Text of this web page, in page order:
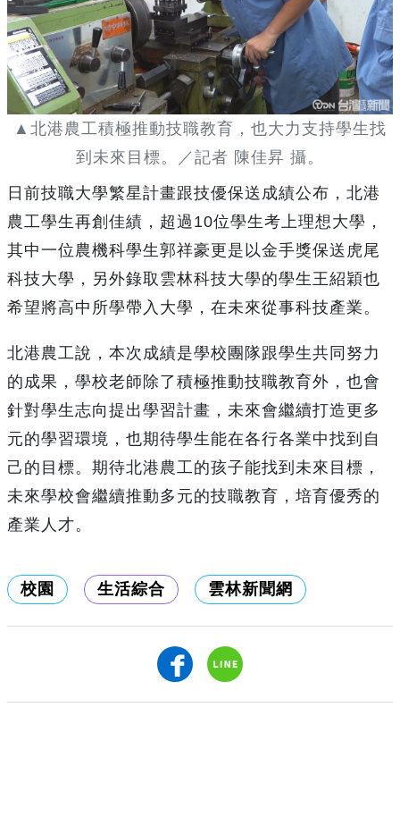
▲北港農工積極推動技職教育，也大力支持學生找
到未來目標。／記者 陳佳昇 攝。
日前技職大學繁星計畫跟技優保送成績公布，北港
農工學生再創佳績，超過10位學生考上理想大學，
其中一位農機科學生郭祥豪更是以金手獎保送虎尾
科技大學，另外錄取雲林科技大學的學生王紹穎也
希望將高中所學帶入大學，在未來從事科技產業。
北港農工說，本次成績是學校團隊跟學生共同努力
的成果，學校老師除了積極推動技職教育外，也會
針對學生志向提出學習計畫，未來會繼續打造更多
元的學習環境，也期待學生能在各行各業中找到自
己的目標。期待北港農工的孩子能找到未來目標，
未來學校會繼續推動多元的技職教育，培育優秀的
產業人才。
校園 生活綜合 雲林新聞網